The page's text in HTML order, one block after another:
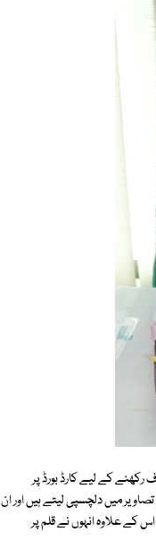
کے لیے کارڈ بورڈ پر
میں دلچسپی لیتے ہیں اور ان
کے علاوہ انہوں نے قلم پر